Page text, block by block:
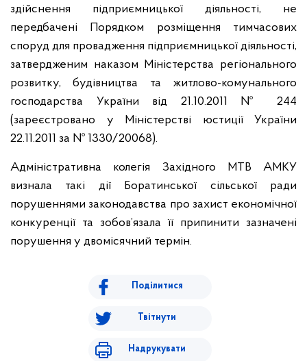
здійснення підприємницької діяльності, не
передбачені Порядком розміщення тимчасових
споруд для провадження підприємницької діяльності,
затвердженим наказом Міністерства регіонального
розвитку, будівництва та житлово-комунального
господарства України від 21.10.2011 № 244
(зареєстровано у Міністерстві юстиції України
22.11.2011 за № 1330/20068).
Адміністративна колегія Західного МТВ АМКУ
визнала такі дії Боратинської сільської ради
порушеннями законодавства про захист економічної
конкуренції та зобов’язала її припинити зазначені
порушення у двомісячний термін.
Поділитися
Твітнути
Надрукувати